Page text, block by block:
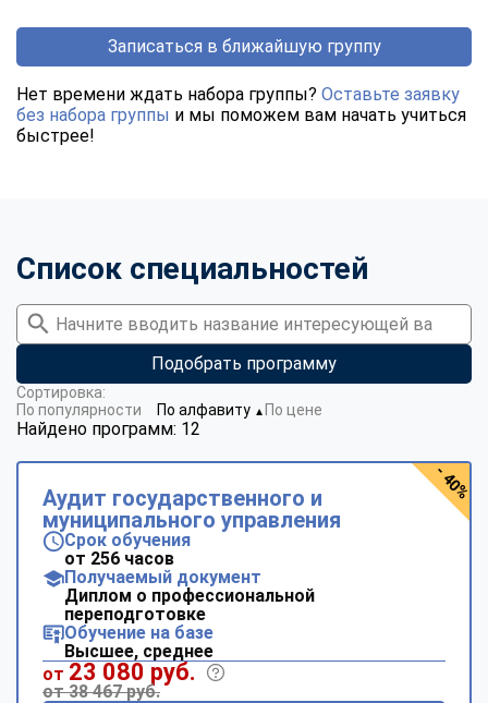
Записаться в ближайшую группу
Нет времени ждать набора группы? Оставьте заявку
без набора группы и мы поможем вам начать учиться
быстрее!
Список специальностей
Подобрать программу
Найдено программ: 12
Сортировка:
По популярности
По алфавиту ▼ По цене
Аудит государственного и
муниципального управления
Срок обучения
от 256 часов
Получаемый документ
Диплом о профессиональной
переподготовке
Обучение на базе
Высшее, среднее
от 23 080 руб.
от 38 467 руб.
- 40%